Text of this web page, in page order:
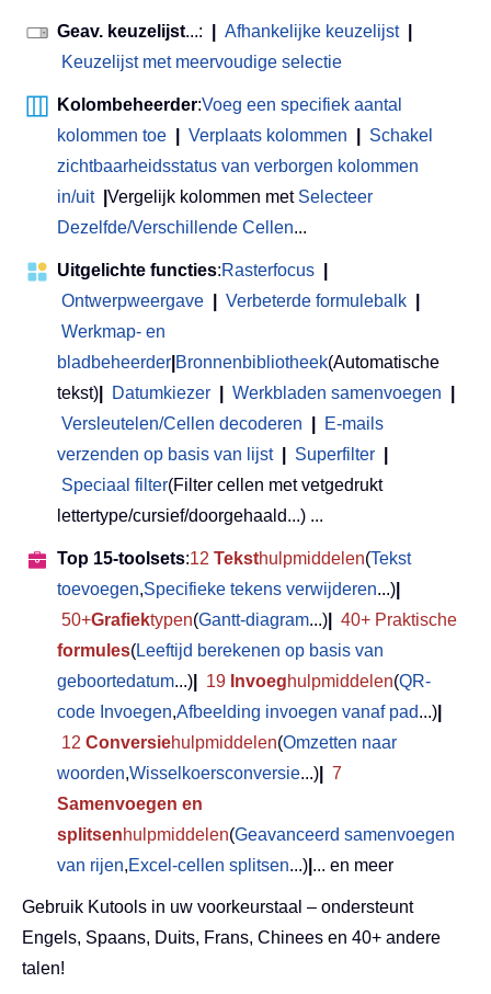
Geav. keuzelijst...: Afhankelijke keuzelijst
Keuzelijst met meervoudige selectie
Kolombeheerder:Voeg een specifiek aantal
kolommen toe
Verplaats kolommen
Schakel
zichtbaarheidsstatus van verborgen kolommen
in/uit
Vergelijk kolommen met Selecteer
Dezelfde/Verschillende Cellen...
Uitgelichte functies:Rasterfocus
Ontwerpweergave
Verbeterde formulebalk
Werkmap- en
bladbeheerder Bronnenbibliotheek(Automatische
tekst)
Datumkiezer Werkbladen samenvoegen
Versleutelen/Cellen decoderen
E-mails
verzenden op basis van lijst
Superfilter
Speciaal filter(Filter cellen met vetgedrukt
lettertype/cursief/doorgehaald...) ...
Top 15-toolsets:12 Teksthulpmiddelen(Tekst
toevoegen,Specifieke tekens verwijderen...)
50+Grafiektypen(Gantt-diagram...)
40+ Praktische
formules(Leeftijd berekenen op basis van
geboortedatum...) 19 Invoeghulpmiddelen(QR-
code Invoegen,Afbeelding invoegen vanaf pad...)
12 Conversiehulpmiddelen(Omzetten naar
woorden,Wisselkoersconversie...)
7
Samenvoegen en
splitsenhulpmiddelen(Geavanceerd samenvoegen
van rijen,Excel-cellen splitsen...) ... en meer
Gebruik Kutools in uw voorkeurstaal – ondersteunt
Engels, Spaans, Duits, Frans, Chinees en 40+ andere
talen!